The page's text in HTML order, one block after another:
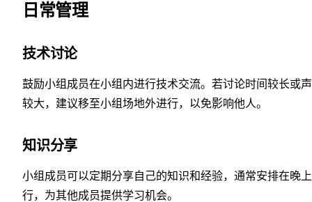
日常管理
技术讨论
鼓励小组成员在小组内进行技术交流。若讨论时间较长或
较大，建议移至小组场地外进行，以免影响他人。
知识分享
小组成员可以定期分享自己的知识和经验，通常安排在晚
行，为其他成员提供学习机会。